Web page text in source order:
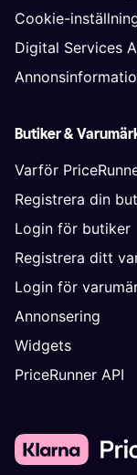
Cookie-
Digital Services
Butiker &
Varför
Registrera din
Login för butiker
Registrera ditt
Login för
Annonsering
Widgets
PriceRunner API